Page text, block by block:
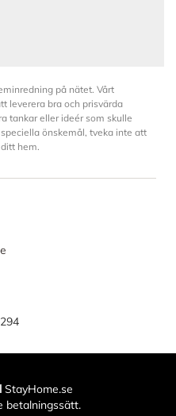
på nätet. Vårt
leverera bra och prisvärda
tankar eller ideér som skulle
önskemål, tveka inte att
hem.
StayHome.se
betalningssätt.